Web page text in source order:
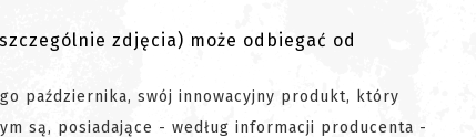
zdjęcia) może odbiegać od
października, swój innowacyjny produkt, który
są, posiadające - według informacji producenta -